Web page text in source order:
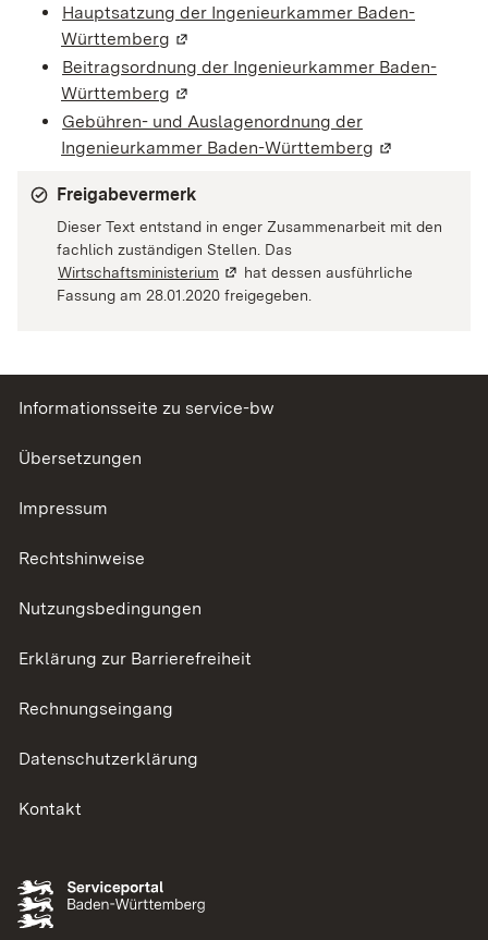
Hauptsatzung der Ingenieurkammer Baden-
Württemberg (Wird in einem neuen Fenster geöffnet)
Beitragsordnung der Ingenieurkammer Baden-
Württemberg (Wird in einem neuen Fenster geöffnet)
Gebühren- und Auslagenordnung der
Ingenieurkammer Baden-Württemberg (Wird in
Freigabevermerk
Dieser Text entstand in enger Zusammenarbeit mit den
fachlich zuständigen Stellen. Das
Wirtschaftsministerium (Wird in einem neuen Fenster
hat dessen ausführliche
Fassung am 28.01.2020 freigegeben.
Informationsseite zu service-bw
Übersetzungen
Impressum
Rechtshinweise
Nutzungsbedingungen
Erklärung zur Barrierefreiheit
Rechnungseingang
Datenschutzerklärung
Kontakt